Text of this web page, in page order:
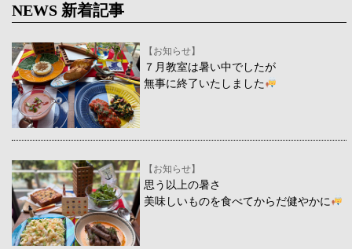
NEWS 新着記事
【お知らせ】
７月教室は暑い中でしたが
無事に終了いたしました
【お知らせ】
思う以上の暑さ
美味しいものを食べてからだ健やかに